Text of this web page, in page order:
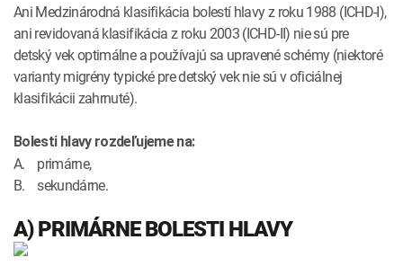
Ani Medzinárodná klasifikácia bolestí hlavy z roku 1988 (ICHD-I),
ani revidovaná klasifikácia z roku 2003 (ICHD-II) nie sú pre
detský vek optimálne a používajú sa upravené schémy (niektoré
varianty migrény typické pre detský vek nie sú v oficiálnej
klasifikácii zahrnuté).
Bolesti hlavy rozdeľujeme na:
A. primárne,
B. sekundárne.
A) PRIMÁRNE BOLESTI HLAVY